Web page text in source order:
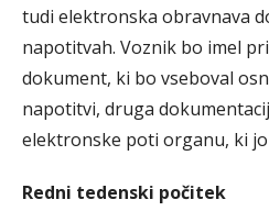
tudi elektronska obravnava
napotitvah. Voznik bo imel
dokument, ki bo vseboval
napotitvi, druga
elektronske poti organu, ki
Redni tedenski počitek